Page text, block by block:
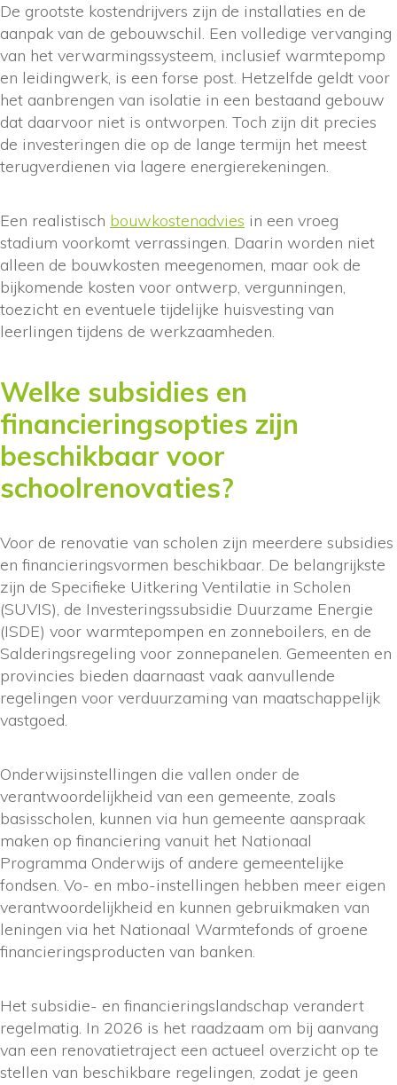
De grootste kostendrijvers zijn de installaties en de
aanpak van de gebouwschil. Een volledige vervanging
van het verwarmingssysteem, inclusief warmtepomp
en leidingwerk, is een forse post. Hetzelfde geldt voor
het aanbrengen van isolatie in een bestaand gebouw
dat daarvoor niet is ontworpen. Toch zijn dit precies
de investeringen die op de lange termijn het meest
terugverdienen via lagere energierekeningen.
Een realistisch bouwkostenadvies in een vroeg
stadium voorkomt verrassingen. Daarin worden niet
alleen de bouwkosten meegenomen, maar ook de
bijkomende kosten voor ontwerp, vergunningen,
toezicht en eventuele tijdelijke huisvesting van
leerlingen tijdens de werkzaamheden.
Welke subsidies en
financieringsopties zijn
beschikbaar voor
schoolrenovaties?
Voor de renovatie van scholen zijn meerdere subsidies
en financieringsvormen beschikbaar. De belangrijkste
zijn de Specifieke Uitkering Ventilatie in Scholen
(SUVIS), de Investeringssubsidie Duurzame Energie
(ISDE) voor warmtepompen en zonneboilers, en de
Salderingsregeling voor zonnepanelen. Gemeenten en
provincies bieden daarnaast vaak aanvullende
regelingen voor verduurzaming van maatschappelijk
vastgoed.
Onderwijsinstellingen die vallen onder de
verantwoordelijkheid van een gemeente, zoals
basisscholen, kunnen via hun gemeente aanspraak
maken op financiering vanuit het Nationaal
Programma Onderwijs of andere gemeentelijke
fondsen. Vo- en mbo-instellingen hebben meer eigen
verantwoordelijkheid en kunnen gebruikmaken van
leningen via het Nationaal Warmtefonds of groene
financieringsproducten van banken.
Het subsidie- en financieringslandschap verandert
regelmatig. In 2026 is het raadzaam om bij aanvang
van een renovatietraject een actueel overzicht op te
stellen van beschikbare regelingen, zodat je geen